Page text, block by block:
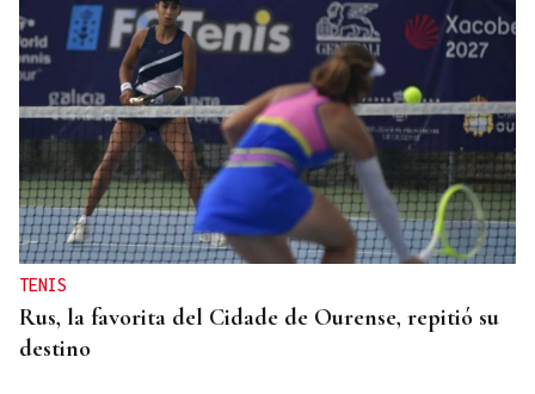
TENIS
Rus, la favorita del Cidade de Ourense, repitió su
destino